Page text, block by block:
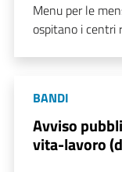
Menu per le
ospitano i centri
BANDI
Avviso
vita-lavoro